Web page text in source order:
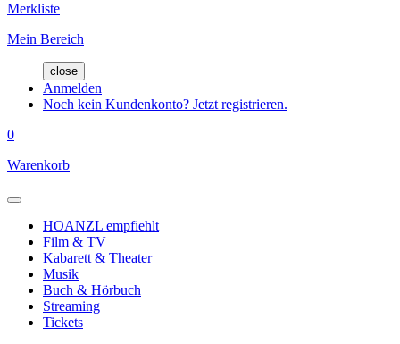
Merkliste
Mein Bereich
close
Anmelden
Noch kein Kundenkonto? Jetzt registrieren.
0
Warenkorb
HOANZL empfiehlt
Film & TV
Kabarett & Theater
Musik
Buch & Hörbuch
Streaming
Tickets